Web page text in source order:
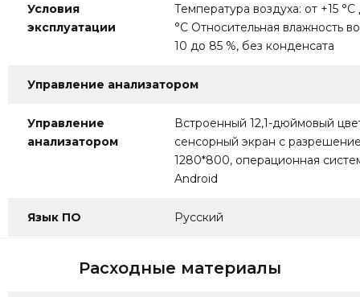
Условия
эксплуатации
Температура воздуха: от +15
°С Относительная влажность
10 до 85 %, без конденсата
Управление анализатором
Управление
анализатором
Встроенный 12,1-дюймовый
сенсорный экран с
1280*800, операционная
Android
Язык ПО Русский
Расходные материалы